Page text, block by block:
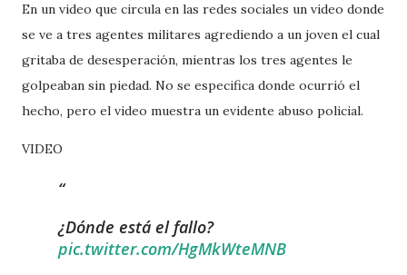
En un video que circula en las redes sociales un video donde
se ve a tres agentes militares agrediendo a un joven el cual
gritaba de desesperación, mientras los tres agentes le
golpeaban sin piedad. No se especifica donde ocurrió el
hecho, pero el video muestra un evidente abuso policial.
VIDEO
¿Dónde está el fallo?
pic.twitter.com/HgMkWteMNB